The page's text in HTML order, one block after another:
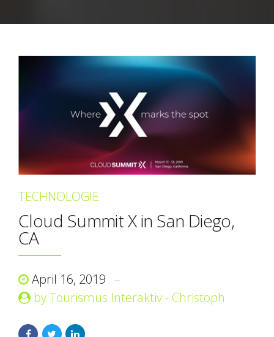
TECHNOLOGIE
Cloud Summit X in San Diego,
CA
April 16, 2019
by Tourismus Interaktiv - Christoph